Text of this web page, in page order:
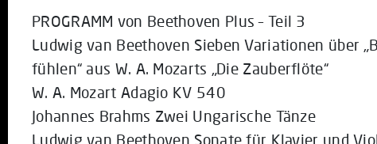
PROGRAMM von Beethoven Plus – Teil 3
Ludwig van Beethoven Sieben Variationen über
fühlen“ aus W. A. Mozarts „Die Zauberflöte“
W. A. Mozart Adagio KV 540
Johannes Brahms Zwei Ungarische Tänze
Ludwig van Beethoven Sonate für Klavier und